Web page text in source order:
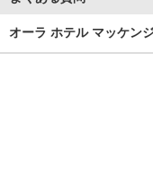
オーラ ホテル マッケン